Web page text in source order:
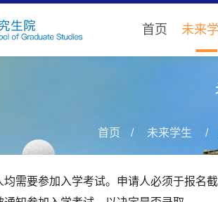
首页 未来
首页 未来学生
要参加入学考试。申请人必须于报名